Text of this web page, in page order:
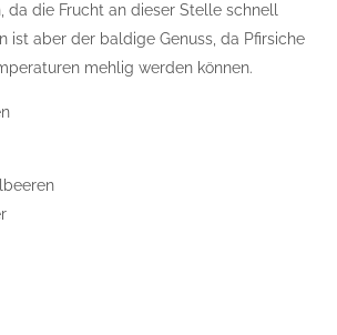
da die Frucht an dieser Stelle schnell
ist aber der baldige Genuss, da Pfirsiche
mehlig werden können.